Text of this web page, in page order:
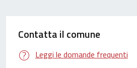
Contatta il comune
Leggi le domande frequenti